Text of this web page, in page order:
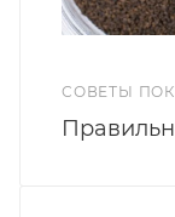
СОВЕТЫ